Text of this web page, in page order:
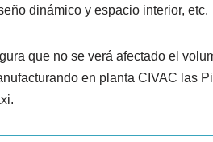
dinámico y espacio interior, etc.
que no se verá afectado el
en planta CIVAC las